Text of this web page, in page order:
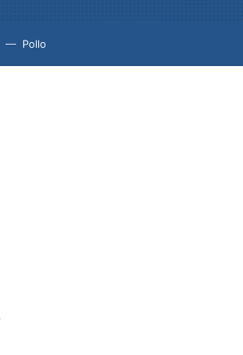
Pollo